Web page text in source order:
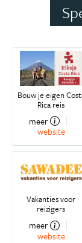
Bouw je eigen
Rica reis
meer
website
Vakanties voor
reizigers
meer
website